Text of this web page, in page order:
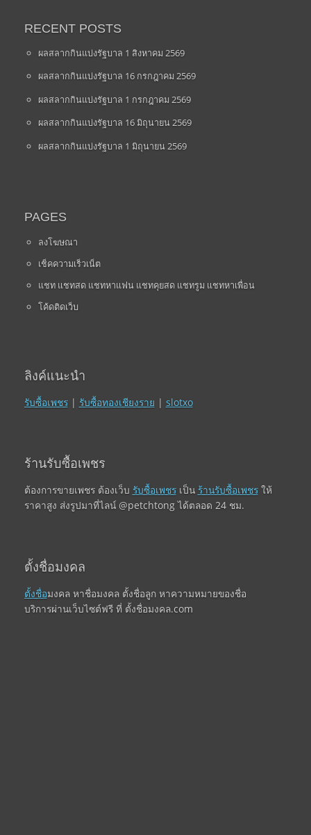
RECENT POSTS
ผลสลากกินแบ่งรัฐบาล 1 สิงหาคม 2569
ผลสลากกินแบ่งรัฐบาล 16 กรกฎาคม 2569
ผลสลากกินแบ่งรัฐบาล 1 กรกฎาคม 2569
ผลสลากกินแบ่งรัฐบาล 16 มิถุนายน 2569
ผลสลากกินแบ่งรัฐบาล 1 มิถุนายน 2569
PAGES
ลงโฆษณา
เช็คความเร็วเน็ต
แชท แชทสด แชทหาแฟน แชทคุยสด แชทรูม แชทหาเพื่อน
โค้ดติดเว็บ
ลิงค์แนะนำ
รับซื้อเพชร| รับซื้อทองเชียงราย | slotxo
ร้านรับซื้อเพชร
ต้องการขายเพชร ต้องเว็บ รับซื้อเพชรเป็น ร้านรับซื้อเพชรให้
ราคาสูง ส่งรูปมาที่ไลน์ @petchtong ได้ตลอด 24 ชม.
ตั้งชื่อมงคล
ตั้งชื่อมงคล หาชื่อมงคล ตั้งชื่อลูก หาความหมายของชื่อ
บริการผ่านเว็บไซต์ฟรี ที่ ตั้งชื่อมงคล.com